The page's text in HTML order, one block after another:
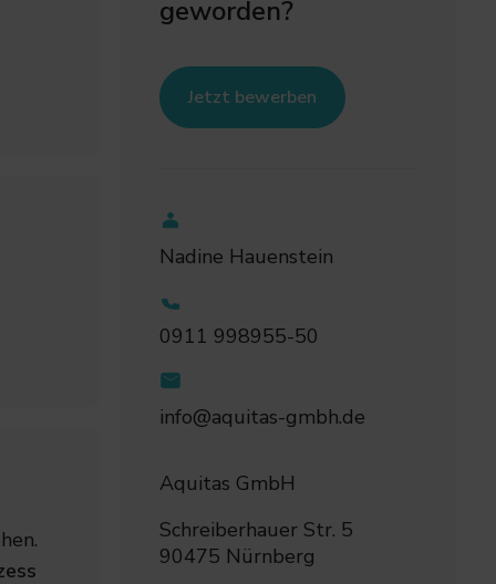
geworden?
Jetzt bewerben
Nadine Hauenstein
0911 998955-50
info@aquitas-gmbh.de
Aquitas GmbH
Schreiberhauer Str. 5
90475 Nürnberg